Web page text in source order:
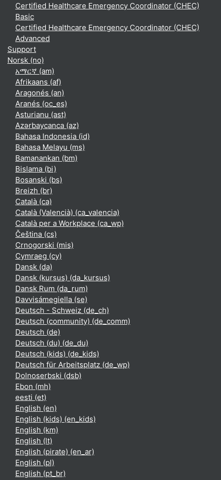
Certified Healthcare Emergency Coordinator (CHEC)
Basic
Certified Healthcare Emergency Coordinator (CHEC)
Advanced
Support
Norsk ‎(no)‎
አማርኛ ‎(am)‎
Afrikaans ‎(af)‎
Aragonés ‎(an)‎
Aranés ‎(oc_es)‎
Asturianu ‎(ast)‎
Azərbaycanca ‎(az)‎
Bahasa Indonesia ‎(id)‎
Bahasa Melayu ‎(ms)‎
Bamanankan ‎(bm)‎
Bislama ‎(bi)‎
Bosanski ‎(bs)‎
Breizh ‎(br)‎
Català ‎(ca)‎
Català (Valencià) ‎(ca_valencia)‎
Català per a Workplace ‎(ca_wp)‎
Čeština ‎(cs)‎
Crnogorski ‎(mis)‎
Cymraeg ‎(cy)‎
Dansk ‎(da)‎
Dansk (kursus) ‎(da_kursus)‎
Dansk Rum ‎(da_rum)‎
Davvisámegiella ‎(se)‎
Deutsch - Schweiz ‎(de_ch)‎
Deutsch (community) ‎(de_comm)‎
Deutsch ‎(de)‎
Deutsch (du) ‎(de_du)‎
Deutsch (kids) ‎(de_kids)‎
Deutsch für Arbeitsplatz ‎(de_wp)‎
Dolnoserbski ‎(dsb)‎
Ebon ‎(mh)‎
eesti ‎(et)‎
English ‎(en)‎
English (kids) ‎(en_kids)‎
English ‎(km)‎
English ‎(lt)‎
English (pirate) ‎(en_ar)‎
English ‎(pl)‎
English ‎(pt_br)‎